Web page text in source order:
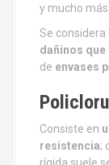
y mucho más.
Se considera
dañinos que
de envases
Consiste en
resistencia;